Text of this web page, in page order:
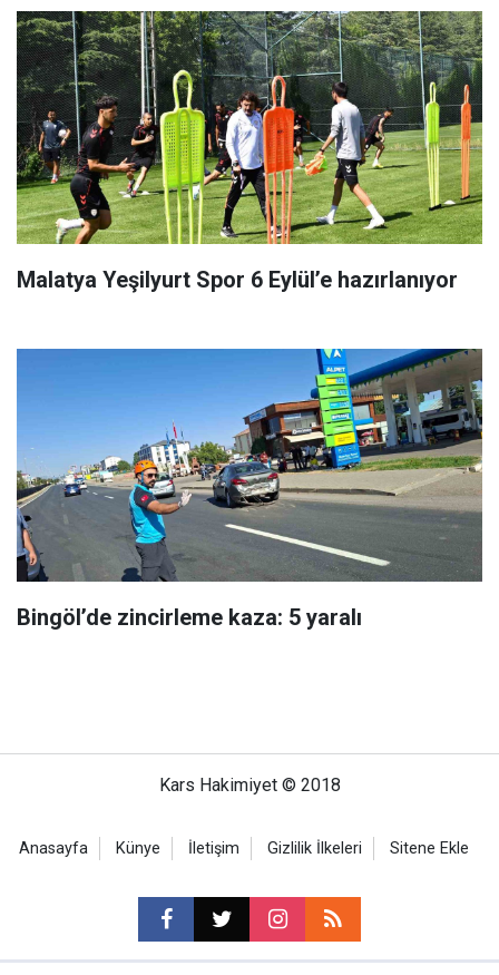
Malatya Yeşilyurt Spor 6 Eylül’e hazırlanıyor
Bingöl’de zincirleme kaza: 5 yaralı
Kars Hakimiyet © 2018
Anasayfa Künye İletişim Gizlilik İlkeleri Sitene Ekle